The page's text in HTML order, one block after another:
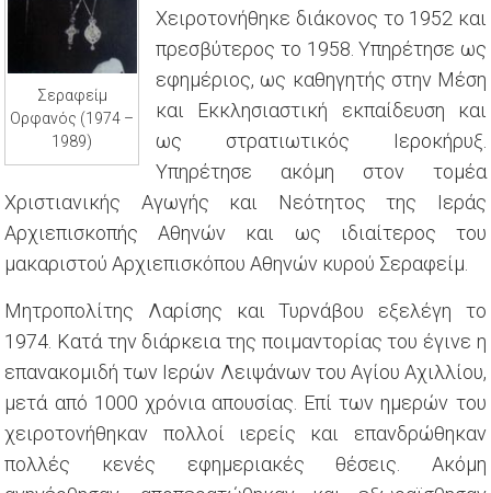
Σεραφείμ
Ορφανός (1974 –
1989)
Χειροτονήθηκε διάκονος το 1952 και
πρεσβύτερος το 1958. Υπηρέτησε ως
εφημέριος, ως καθηγητής στην Μέση
και Εκκλησιαστική εκπαίδευση και
ως στρατιωτικός Ιεροκήρυξ.
Υπηρέτησε ακόμη στον τομέα
Χριστιανικής Αγωγής και Νεότητος της Ιεράς
Αρχιεπισκοπής Αθηνών και ως ιδιαίτερος του
μακαριστού Αρχιεπισκόπου Αθηνών κυρού Σεραφείμ.
Μητροπολίτης Λαρίσης και Τυρνάβου εξελέγη το
1974. Κατά την διάρκεια της ποιμαντορίας του έγινε η
επανακομιδή των Ιερών Λειψάνων του Αγίου Αχιλλίου,
μετά από 1000 χρόνια απουσίας. Επί των ημερών του
χειροτονήθηκαν πολλοί ιερείς και επανδρώθηκαν
πολλές κενές εφημεριακές θέσεις. Ακόμη